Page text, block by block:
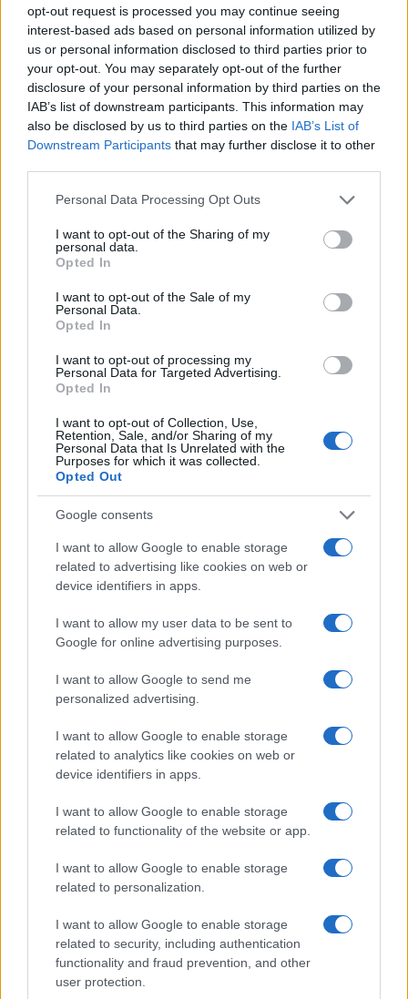
opt-out request is processed you may continue seeing
interest-based ads based on personal information utilized by
us or personal information disclosed to third parties prior to
your opt-out. You may separately opt-out of the further
disclosure of your personal information by third parties on the
IAB’s list of downstream participants. This information may
also be disclosed by us to third parties on the IAB’s List of
Downstream Participants that may further disclose it to other
Please note that this website/app uses one or more Google
not limited to your visit or usage behaviour. You may click to
grant or deny consent to Google and its third-party tags to
use your data for below specified purposes in below Google
consent section.
Personal Data Processing Opt Outs
I want to opt-out of the Sharing of my
personal data.
Opted In
I want to opt-out of the Sale of my
Personal Data.
Opted In
I want to opt-out of processing my
Personal Data for Targeted Advertising.
Opted In
I want to opt-out of Collection, Use,
Retention, Sale, and/or Sharing of my
Personal Data that Is Unrelated with the
Purposes for which it was collected.
Opted Out
Google consents
I want to allow Google to enable storage
related to advertising like cookies on web or
device identifiers in apps.
I want to allow my user data to be sent to
Google for online advertising purposes.
I want to allow Google to send me
personalized advertising.
I want to allow Google to enable storage
related to analytics like cookies on web or
device identifiers in apps.
I want to allow Google to enable storage
related to functionality of the website or app.
I want to allow Google to enable storage
related to personalization.
I want to allow Google to enable storage
related to security, including authentication
functionality and fraud prevention, and other
user protection.
Ricevi le nostre ultime news
daGoogle News
Condividi l'articolo
F
a
ce
b
o
o
k
T
w
it
te
r
Pi
n
re
st
W
h
s
p
p
S
h
re
Prossimo articolo
NOTIZIE RECENTI
Le previsioni meteo per il weekend a Olbia e in
Gallura
Michelle Hunziker in Gallura, bella anche dal
vivo: un amico vip svela come fa
Calangianus, dopo le polemiche il centro
Olbia, divieto di sosta contro spaccio e degrado:
esplode la protesta
Pausa caffè impeccabile: come scegliere la
soluzione ideale per la casa e l’ufficio
Monte Pino, la fine di un lungo dolore: storia e
rinascita della strada che segnò la Gallura
Raid nelle campagne di Berchidda, rischio per